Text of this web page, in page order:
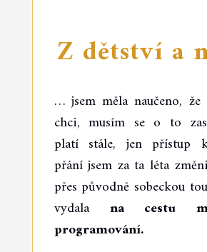
Z dětství a
… jsem měla naučeno,
chci, musím se o to
platí stále, jen přístup
přání jsem za ta léta
přes původně sobeckou
vydala na cestu
programování.